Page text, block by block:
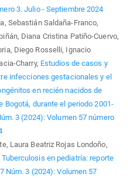
3. Julio - Septiembre 2024
Sebastián Saldaña-Franco,
Diana Cristina Patiño-Cuervo,
Diego Rosselli, Ignacio
Charry, Estudios de casos y
infecciones gestacionales y el
en recién nacidos de
Bogotá, durante el periodo 2001-
3 (2024): Volumen 57 número
Laura Beatriz Rojas Londoño,
Tuberculosis en pediatría: reporte
Núm. 3 (2024): Volumen 57